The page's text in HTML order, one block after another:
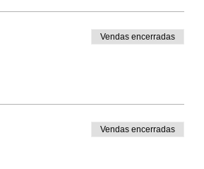
Vendas encerradas
Vendas encerradas